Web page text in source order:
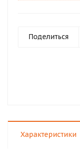
Поделиться
Характеристики